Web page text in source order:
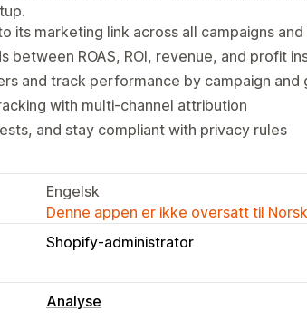
its marketing link across all campaigns and
between ROAS, ROI, revenue, and profit
and track performance by campaign and
with multi-channel attribution
and stay compliant with privacy rules
Engelsk
Denne appen er ikke oversatt til
Shopify-administrator
Analyse